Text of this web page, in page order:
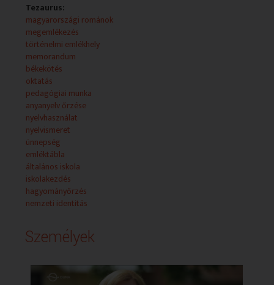
Tezaurus:
magyarországi románok
megemlékezés
történelmi emlékhely
memorandum
békekötés
oktatás
pedagógiai munka
anyanyelv őrzése
nyelvhasználat
nyelvismeret
ünnepség
emléktábla
általános iskola
iskolakezdés
hagyományőrzés
nemzeti identitás
Személyek